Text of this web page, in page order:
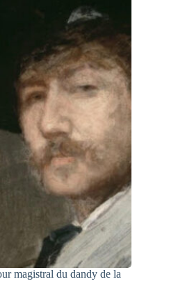
magistral du dandy de la